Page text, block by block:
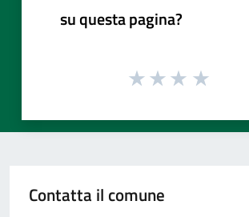
su questa pagina?
Contatta il comune